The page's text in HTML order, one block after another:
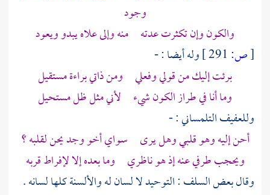
وجود
والكون وإن تكثرت عدته منه وإلى علاه يبدو ويعود
[ص:
وله أيضا : -
برئت إليك من قولي وفعلي ومن ذاتي براءة مستقيل
وما أنا في طراز الكون شيء لأني مثل ظل مستحيل
وللعفيفالتلمساني: -
أحن إليه وهو قلبي وهل يرى سواي أخو وجد يحن لقلبه ؟
ويحجب طرفي عنه إذ هو ناظري وما بعده إلا لإفراط قربه
وقال بعض السلف : التوحيد لا لسان له والألسنة كلها لسانه .